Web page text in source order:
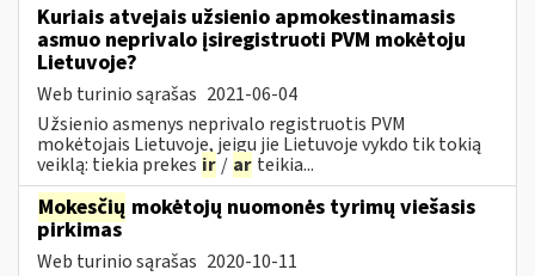
Kuriais atvejais užsienio apmokestinamasis
asmuo neprivalo įsiregistruoti PVM mokėtoju
Lietuvoje?
Web turinio sąrašas 2021-06-04
Užsienio asmenys neprivalo registruotis PVM
mokėtojais Lietuvoje, jeigu jie Lietuvoje vykdo tik tokią
veiklą: tiekia prekes ir / ar teikia...
Mokesčių mokėtojų nuomonės tyrimų viešasis
pirkimas
Web turinio sąrašas 2020-10-11